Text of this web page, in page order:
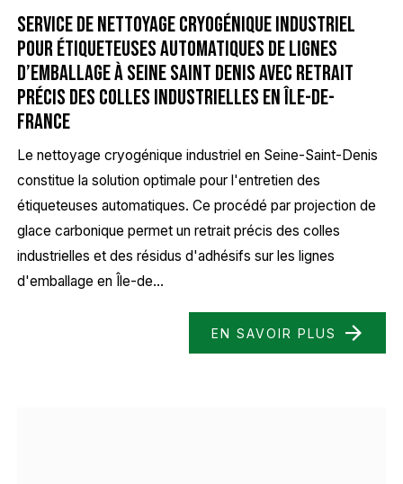
Service de nettoyage cryogénique industriel
pour étiqueteuses automatiques de lignes
d’emballage à Seine Saint Denis avec retrait
précis des colles industrielles en Île-de-
France
Le nettoyage cryogénique industriel en Seine-Saint-Denis
constitue la solution optimale pour l'entretien des
étiqueteuses automatiques. Ce procédé par projection de
glace carbonique permet un retrait précis des colles
industrielles et des résidus d'adhésifs sur les lignes
d'emballage en Île-de...
EN SAVOIR PLUS